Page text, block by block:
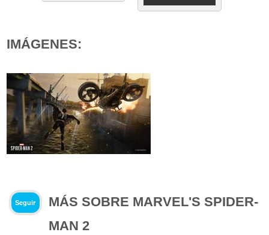
IMÁGENES:
Seguir
MÁS SOBRE MARVEL'S SPIDER-
MAN 2